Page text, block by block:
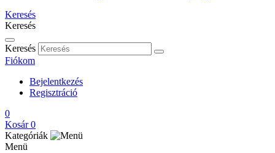
Keresés
Keresés
Keresés
Fiókom
Bejelentkezés
Regisztráció
0
Kosár 0
Kategóriák
Menü